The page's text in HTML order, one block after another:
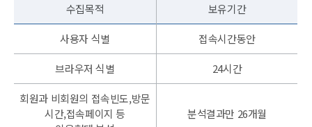
수집목적 보유기간
사용자 식별 접속시간동안
브라우저 식별 24시간
회원과 비회원의 접속빈도,방문
시간,접속페이지 등
분석결과만 26개월